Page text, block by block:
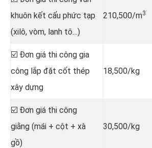
khuôn kết cấu phức tạp
(xilô, vòm, lanh tô…)
210,500/m3
☑️ Đơn giá thi công gia
công lắp đặt cốt thép
xây dựng
18,500/kg
☑️ Đơn giá thi công
giằng (mái + cột + xà
gồ)
30,500/kg